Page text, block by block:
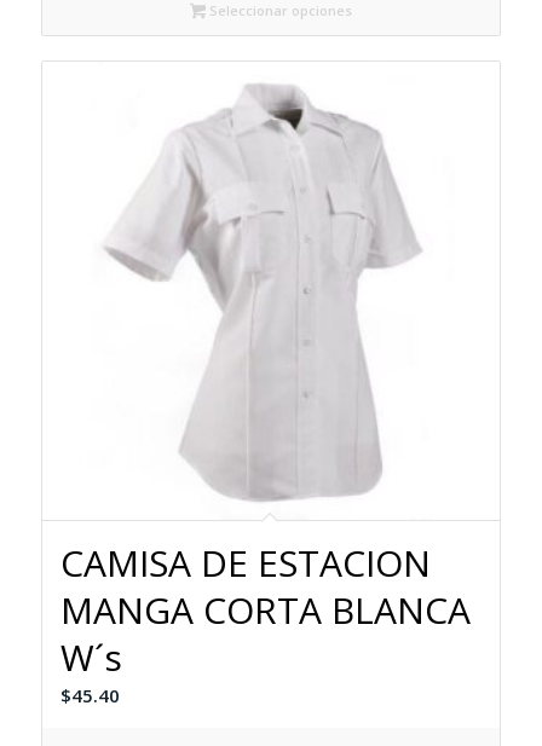
Seleccionar opciones
CAMISA DE ESTACION
MANGA CORTA BLANCA
W´s
$45.40